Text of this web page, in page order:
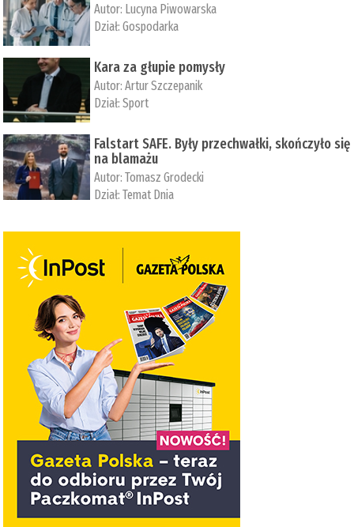
Autor: Lucyna Piwowarska
Dział:Gospodarka
Kara za głupie pomysły
Autor:Artur Szczepanik
Dział:Sport
Falstart SAFE. Były przechwałki, skończyło się
na blamażu
Autor:Tomasz Grodecki
Dział:Temat Dnia